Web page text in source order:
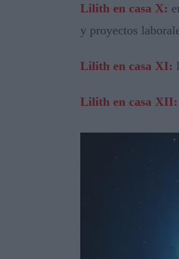
Lilith en casa X:
y proyectos
Lilith en casa XI:
Lilith en casa XII: